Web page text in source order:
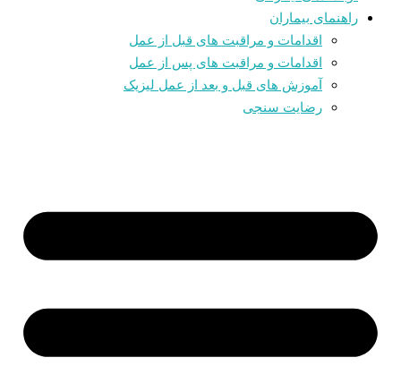
راهنمای بیماران
اقدامات و مراقبت های قبل از عمل
اقدامات و مراقبت های پس از عمل
آموزش های قبل و بعد از عمل لیزیک
رضایت سنجی